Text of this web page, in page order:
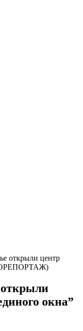
открыли центр
открыли
окна”